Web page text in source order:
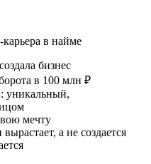
в найме
бизнес
в 100 млн ₽
уникальный,
мечту
а не создается